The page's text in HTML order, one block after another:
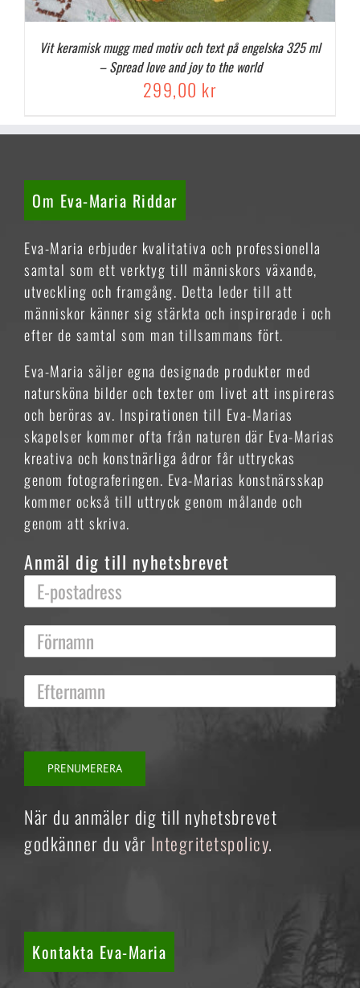
Vit keramisk mugg med motiv och text på engelska 325 ml
– Spread love and joy to the world
299,00 kr
Om Eva-Maria Riddar
Eva-Maria erbjuder kvalitativa och professionella
samtal som ett verktyg till människors växande,
utveckling och framgång. Detta leder till att
människor känner sig stärkta och inspirerade i och
efter de samtal som man tillsammans fört.
Eva-Maria säljer egna designade produkter med
natursköna bilder och texter om livet att inspireras
och beröras av. Inspirationen till Eva-Marias
skapelser kommer ofta från naturen där Eva-Marias
kreativa och konstnärliga ådror får uttryckas
genom fotograferingen. Eva-Marias konstnärsskap
kommer också till uttryck genom målande och
genom att skriva.
Anmäl dig till nyhetsbrevet
När du anmäler dig till nyhetsbrevet
godkänner du vår Integritetspolicy.
Kontakta Eva-Maria